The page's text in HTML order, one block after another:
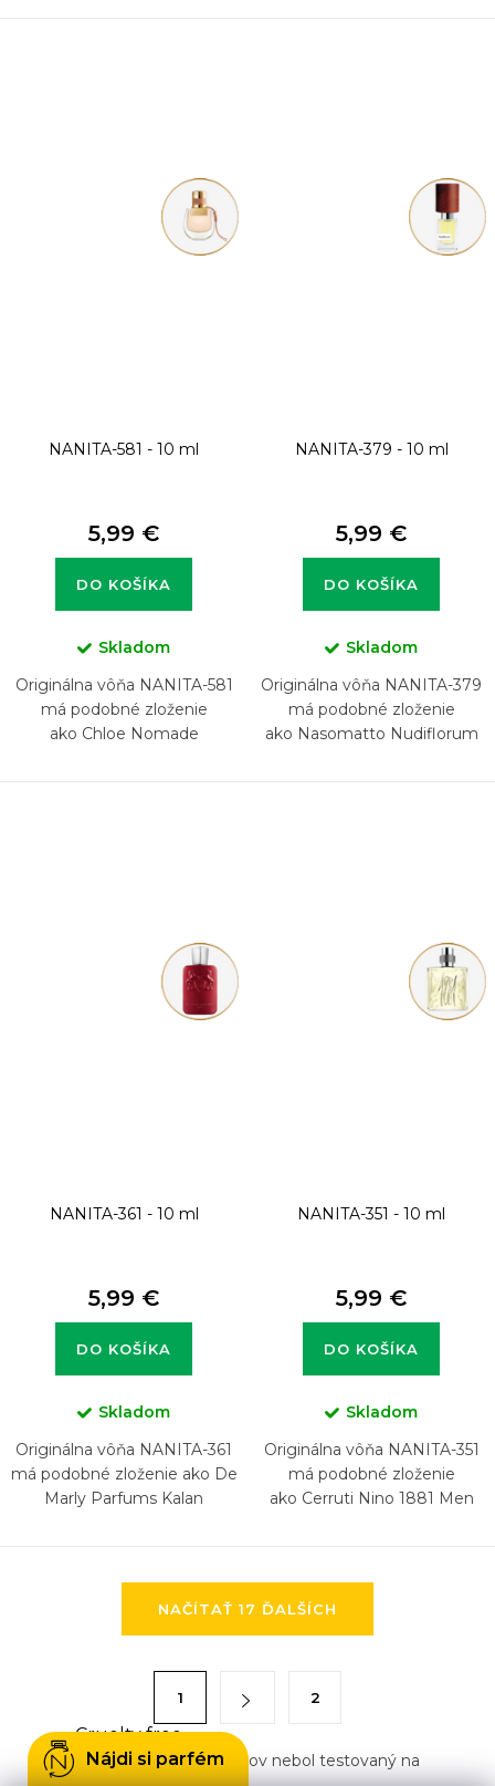
NANITA-581 - 10 ml
5,99 €
DO KOŠÍKA
Skladom
Originálna vôňa NANITA-581
má podobné zloženie
ako Chloe Nomade
NANITA-379 - 10 ml
5,99 €
DO KOŠÍKA
Skladom
Originálna vôňa NANITA-379
má podobné zloženie
ako Nasomatto Nudiflorum
NANITA-361 - 10 ml
5,99 €
DO KOŠÍKA
Skladom
Originálna vôňa NANITA-361
má podobné zloženie ako De
Marly Parfums Kalan
NANITA-351 - 10 ml
5,99 €
DO KOŠÍKA
Skladom
Originálna vôňa NANITA-351
má podobné zloženie
ako Cerruti Nino 1881 Men
NAČÍTAŤ 17 ĎALŠÍCH
á
1 2
Cruelty free
Žiadny z našich výrobkov nebol testovaný na
zvieratách
Nájdi si parfém